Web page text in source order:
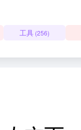
工具(256)